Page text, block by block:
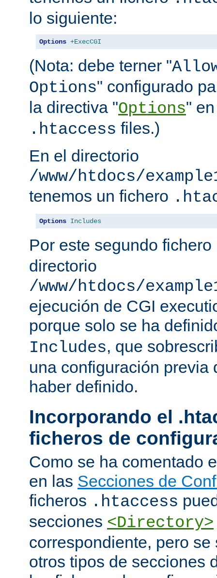
lo siguiente:
Options +ExecCGI
(Nota: debe terner "
Options" configurado
la directiva "Options"
.htaccess files.)
En el directorio
/www/htdocs/
tenemos un fichero
Options Includes
Por este segundo fichero
directorio
/www/htdocs/
ejecución de CGI
porque solo se ha
Includes, que
una configuración previa
haber definido.
Incorporando el
ficheros de
Como se ha comentado
en las Secciones de
ficheros .htaccess
secciones <Directory>
correspondiente, pero
otros tipos de secciones